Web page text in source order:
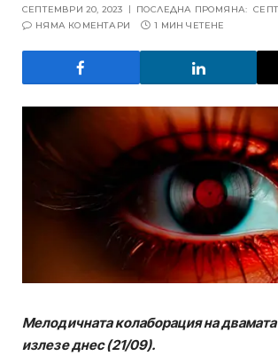
СЕПТЕМВРИ 20, 2023 ПОСЛЕДНА ПРОМЯНА:
НЯМА КОМЕНТАРИ
1 МИН ЧЕТЕНЕ
Мелодичната колаборация на двамата
излезе днес (21/09).